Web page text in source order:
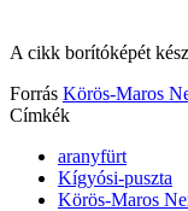
A cikk borítóképét
Forrás Körös-Maros
Címkék
aranyfürt
Kígyósi-puszta
Körös-Maros